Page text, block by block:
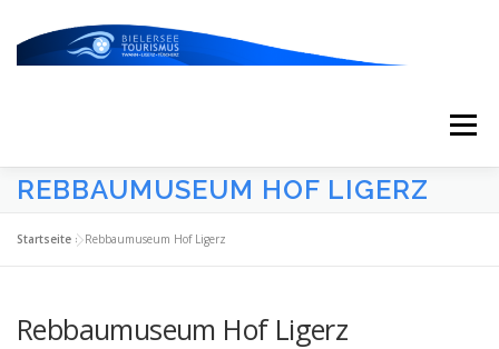
Menü
REBBAUMUSEUM HOF LIGERZ
Startseite »Rebbaumuseum Hof Ligerz
Rebbaumuseum Hof Ligerz